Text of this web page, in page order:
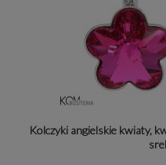
Kolczyki angielskie kwiaty,